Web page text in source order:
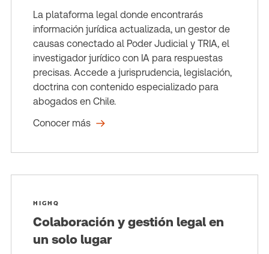
La plataforma legal donde encontrarás
información jurídica actualizada, un gestor de
causas conectado al Poder Judicial y TRIA, el
investigador jurídico con IA para respuestas
precisas. Accede a jurisprudencia, legislación,
doctrina con contenido especializado para
abogados en Chile.
Conocer más
HIGHQ
Colaboración y gestión legal en
un solo lugar